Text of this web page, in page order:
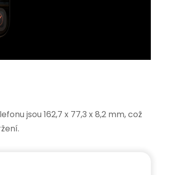
jsou 162,7 x 77,3 x 8,2 mm, což